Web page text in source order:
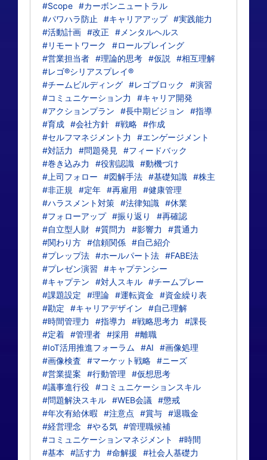
#Scope #カーボンニュートラル
#パワハラ防止
#キャリアアップ #実践能力
#活動計画 #改正
#メンタルヘルス
#リモートワーク
#ロールプレイング
#営業担当者 #理論的思考 #仮説
#相互理解
#レゴ®シリアスプレイ®
#チームビルディング #レゴブロック
#演習
#コミュニケーション力
#キャリア開発
#アクションプラン
#長中期ビジョン
#指導
#育成 #会社方針 #戦略 #作成
#セルフマネジメント力
#エンゲージメント
#対話力
#問題発見
#フィードバック
#巻き込み力
#役割認識 #動機づけ
#上司フォロー
#図解手法 #基礎知識 #株主
#非正規
#定年 #再雇用
#健康管理
#ハラスメント対策 #法律知識 #休業
#フォローアップ #振り返り
#再確認
#自立型人財 #質問力 #影響力
#貫通力
#関わり方 #信頼関係 #自己紹介
#プレップ法 #ホールパート法 #FABE法
#プレゼン演習
#キャプテンシー
#キャプテン
#対人スキル #チームプレー
#課題設定
#理論 #運転資金
#資金繰り表
#勘定
#キャリアデザイン
#自己理解
#時間管理力
#指導力 #戦略思考力
#課長
#定着 #管理者 #採用
#離職
#IoT活用推進フォーラム
#AI
#画像処理
#画像検査
#マーケット戦略 #ニーズ
#営業提案
#行動管理
#仮想思考
#議事進行役 #コミュニケーションスキル
#問題解決スキル #WEB会議
#懲戒
#年次有給休暇
#注意点 #賞与 #退職金
#経営理念 #やる気 #管理職候補
#コミュニケーションマネジメント
#時間
#基本
#話す力 #命解援
#社会人基礎力